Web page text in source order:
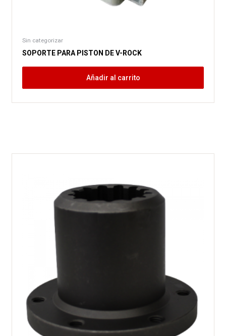
Sin categorizar
SOPORTE PARA PISTON DE V-ROCK
Añadir al carrito